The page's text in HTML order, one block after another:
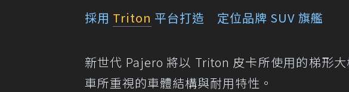
採用 Triton 平台打造 定位品牌 SUV 旗艦
新世代 Pajero 將以 Triton 皮卡所使用的梯形
車所重視的車體結構與耐用特性。